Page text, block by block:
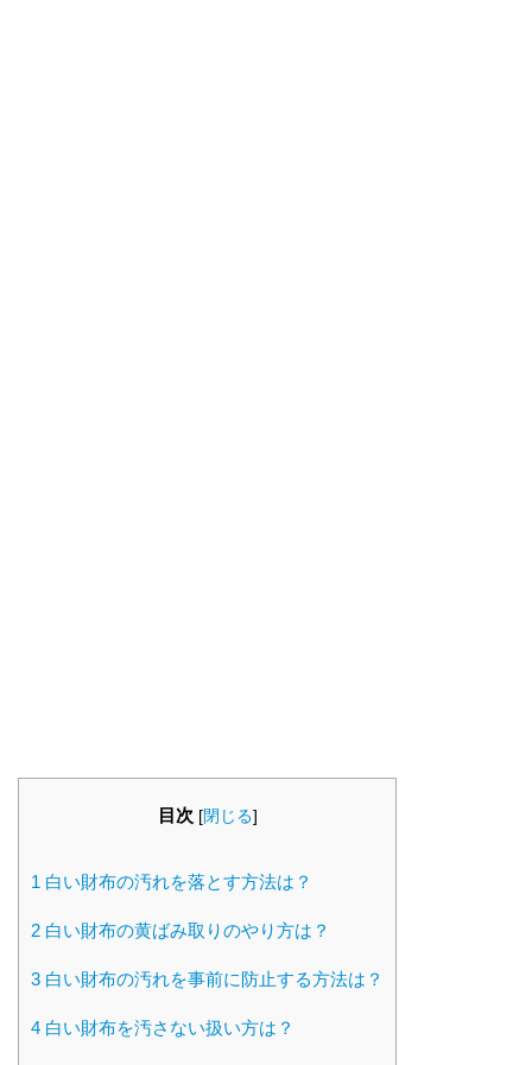
目次 [閉じる]
1 白い財布の汚れを落とす方法は？
2 白い財布の黄ばみ取りのやり方は？
3 白い財布の汚れを事前に防止する方法は？
4 白い財布を汚さない扱い方は？